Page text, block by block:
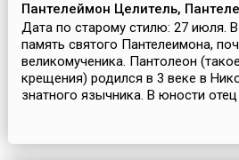
Пантелеймон Целитель,
Дата по старому стилю: 27 июля.
память святого Пантелеимона,
великомученика. Пантолеон
крещения) родился в 3 веке в
знатного язычника. В юности отец